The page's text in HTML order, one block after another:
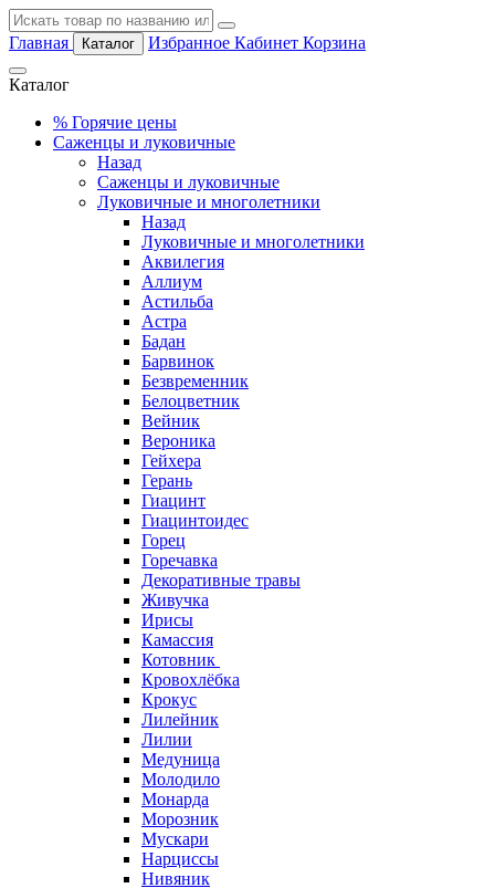
Главная Каталог Избранное Кабинет Корзина
Каталог
% Горячие цены
Саженцы и луковичные
Назад
Саженцы и луковичные
Луковичные и многолетники
Назад
Луковичные и многолетники
Аквилегия
Аллиум
Астильба
Астра
Бадан
Барвинок
Безвременник
Белоцветник
Вейник
Вероника
Гейхера
Герань
Гиацинт
Гиацинтоидес
Горец
Горечавка
Декоративные травы
Живучка
Ирисы
Камассия
Котовник
Кровохлёбка
Крокус
Лилейник
Лилии
Медуница
Молодило
Монарда
Морозник
Мускари
Нарциссы
Нивяник